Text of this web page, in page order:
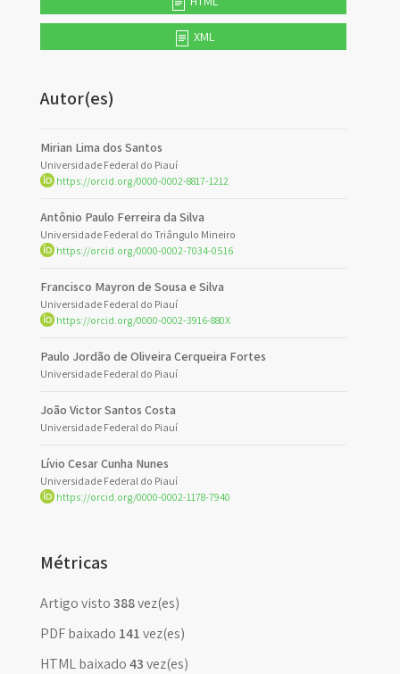
XML
Autor(es)
Mirian Lima dos Santos
Universidade Federal do Piauí
https://orcid.org/0000-0002-8817-1212
Antônio Paulo Ferreira da Silva
Universidade Federal do Triângulo Mineiro
https://orcid.org/0000-0002-7034-0516
Francisco Mayron de Sousa e Silva
Universidade Federal do Piauí
https://orcid.org/0000-0002-3916-880X
Paulo Jordão de Oliveira Cerqueira Fortes
Universidade Federal do Piauí
João Victor Santos Costa
Universidade Federal do Piauí
Lívio Cesar Cunha Nunes
Universidade Federal do Piauí
https://orcid.org/0000-0002-1178-7940
Métricas
Artigo visto388vez(es)
PDF baixado 141vez(es)
HTML baixado43vez(es)